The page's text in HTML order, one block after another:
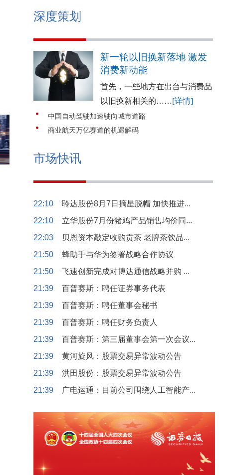
深度策划
新一轮以旧换新落地 激发
消费新动能
首先，一些地方在出台与消费品
以旧换新相关的……[详情]
中国自动驾驶加速驶向城市道路
商业航天万亿赛道的机遇解码
市场快讯
22:10
聆达股份8月7日摘星脱帽 加快推进...
22:10
立华股份7月份猪鸡产品销售均价同...
22:03
贝恩资本敲定收购贡茶 老牌茶饮品...
21:50
蜂助手与华为签署战略合作协议
21:50
飞速创新完成对博达通信战略并购 ...
21:39
百普赛斯：聘任证券事务代表
21:39
百普赛斯：聘任董事会秘书
21:39
百普赛斯：聘任财务负责人
21:39
百普赛斯：第三届董事会第一次会议...
21:39
黄河旋风：股票交易异常波动公告
21:39
洪田股份：股票交易异常波动公告
21:39
广电运通：目前公司围绕人工智能产...